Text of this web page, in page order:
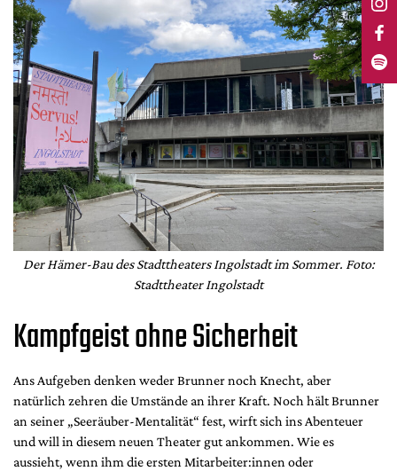
Der Hämer-Bau des Stadttheaters Ingolstadt im Sommer. Foto:
Stadttheater Ingolstadt
Kampfgeist ohne Sicherheit
Ans Aufgeben denken weder Brunner noch Knecht, aber
natürlich zehren die Umstände an ihrer Kraft. Noch hält Brunner
an seiner „Seeräuber-Mentalität“ fest, wirft sich ins Abenteuer
und will in diesem neuen Theater gut ankommen. Wie es
aussieht, wenn ihm die ersten Mitarbeiter:innen oder